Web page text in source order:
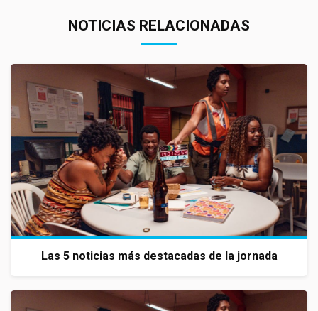
NOTICIAS RELACIONADAS
Las 5 noticias más destacadas de la jornada